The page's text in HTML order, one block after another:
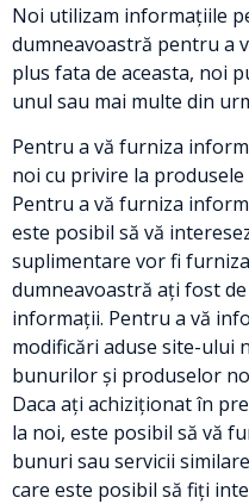
Noi utilizam informațiile
dumneavoastră pentru a
plus fata de aceasta, noi
unul sau mai multe din
Pentru a vă furniza
noi cu privire la
Pentru a vă furniza
este posibil să vă
suplimentare vor fi
dumneavoastră ați fost
informații. Pentru a vă
modificări aduse site-ului
bunurilor și produselor
Daca ați achiziționat în
la noi, este posibil să vă
bunuri sau servicii
care este posibil să fiți